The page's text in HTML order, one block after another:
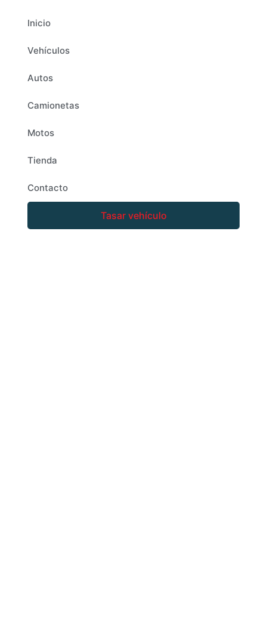
Inicio
Vehículos
Autos
Camionetas
Motos
Tienda
Contacto
Tasar vehículo